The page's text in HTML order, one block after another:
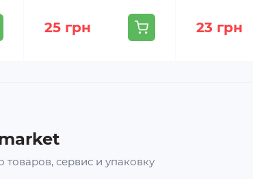
25 грн 23 грн
товаров, сервис и упаковку